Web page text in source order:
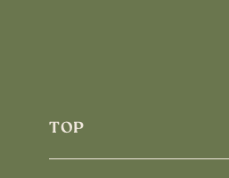
TOP